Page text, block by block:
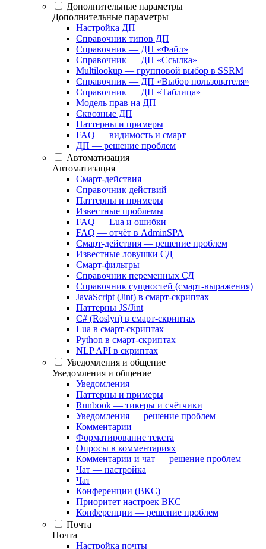
Дополнительные параметры
Дополнительные параметры
Настройка ДП
Справочник типов ДП
Справочник — ДП «Файл»
Справочник — ДП «Ссылка»
Multilookup — групповой выбор в SSRM
Справочник — ДП «Выбор пользователя»
Справочник — ДП «Таблица»
Модель прав на ДП
Сквозные ДП
Паттерны и примеры
FAQ — видимость и смарт
ДП — решение проблем
Автоматизация
Автоматизация
Смарт-действия
Справочник действий
Паттерны и примеры
Известные проблемы
FAQ — Lua и ошибки
FAQ — отчёт в AdminSPA
Смарт-действия — решение проблем
Известные ловушки СД
Смарт-фильтры
Справочник переменных СД
Справочник сущностей (смарт-выражения)
JavaScript (Jint) в смарт-скриптах
Паттерны JS/Jint
C# (Roslyn) в смарт-скриптах
Lua в смарт-скриптах
Python в смарт-скриптах
NLP API в скриптах
Уведомления и общение
Уведомления и общение
Уведомления
Паттерны и примеры
Runbook — тикеры и счётчики
Уведомления — решение проблем
Комментарии
Форматирование текста
Опросы в комментариях
Комментарии и чат — решение проблем
Чат — настройка
Чат
Конференции (ВКС)
Приоритет настроек ВКС
Конференции — решение проблем
Почта
Почта
Настройка почты